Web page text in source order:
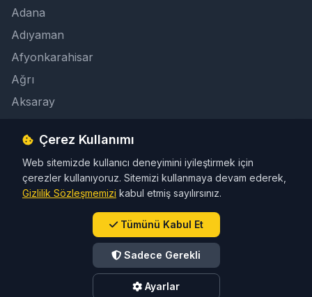
Adana
Adıyaman
Afyonkarahisar
Ağrı
Aksaray
İletişim
info@taksicibul.com
İletişim Butonu
© 2026 Türkiye Taksi Rehberi. Tüm hakları saklıdır.
Çerez Kullanımı
Web sitemizde kullanıcı deneyimini iyileştirmek için
çerezler kullanıyoruz. Sitemizi kullanmaya devam ederek,
Gizlilik Sözleşmemizi kabul etmiş sayılırsınız.
Tümünü Kabul Et
Sadece Gerekli
Ayarlar